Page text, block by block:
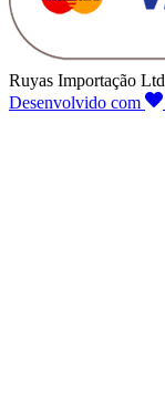
Ruyas Importação
Desenvolvido com